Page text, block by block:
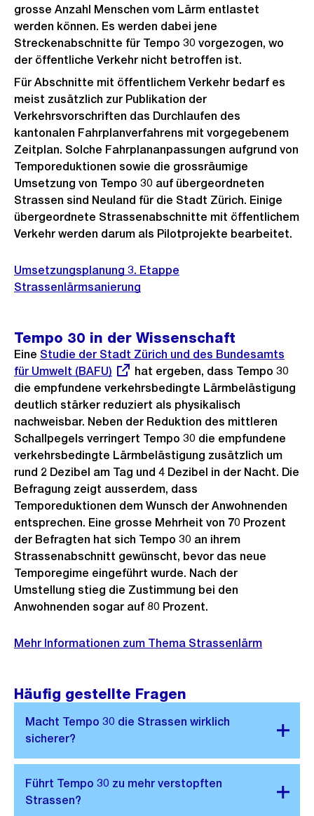
grosse Anzahl Menschen vom Lärm entlastet
werden können. Es werden dabei jene
Streckenabschnitte für Tempo 30 vorgezogen, wo
der öffentliche Verkehr nicht betroffen ist.
Für Abschnitte mit öffentlichem Verkehr bedarf es
meist zusätzlich zur Publikation der
Verkehrsvorschriften das Durchlaufen des
kantonalen Fahrplanverfahrens mit vorgegebenem
Zeitplan. Solche Fahrplananpassungen aufgrund von
Temporeduktionen sowie die grossräumige
Umsetzung von Tempo 30 auf übergeordneten
Strassen sind Neuland für die Stadt Zürich. Einige
übergeordnete Strassenabschnitte mit öffentlichem
Verkehr werden darum als Pilotprojekte bearbeitet.
Umsetzungsplanung 3. Etappe
Strassenlärmsanierung
Tempo 30 in der Wissenschaft
Eine Externer
Link:
Studie der Stadt Zürich und des Bundesamts
für Umwelt (BAFU)
hat ergeben, dass Tempo 30
die empfundene verkehrsbedingte Lärmbelästigung
deutlich stärker reduziert als physikalisch
nachweisbar. Neben der Reduktion des mittleren
Schallpegels verringert Tempo 30 die empfundene
verkehrsbedingte Lärmbelästigung zusätzlich um
rund 2 Dezibel am Tag und 4 Dezibel in der Nacht. Die
Befragung zeigt ausserdem, dass
Temporeduktionen dem Wunsch der Anwohnenden
entsprechen. Eine grosse Mehrheit von 70 Prozent
der Befragten hat sich Tempo 30 an ihrem
Strassenabschnitt gewünscht, bevor das neue
Temporegime eingeführt wurde. Nach der
Umstellung stieg die Zustimmung bei den
Anwohnenden sogar auf 80 Prozent.
Mehr Informationen zum Thema Strassenlärm
Häufig gestellte Fragen